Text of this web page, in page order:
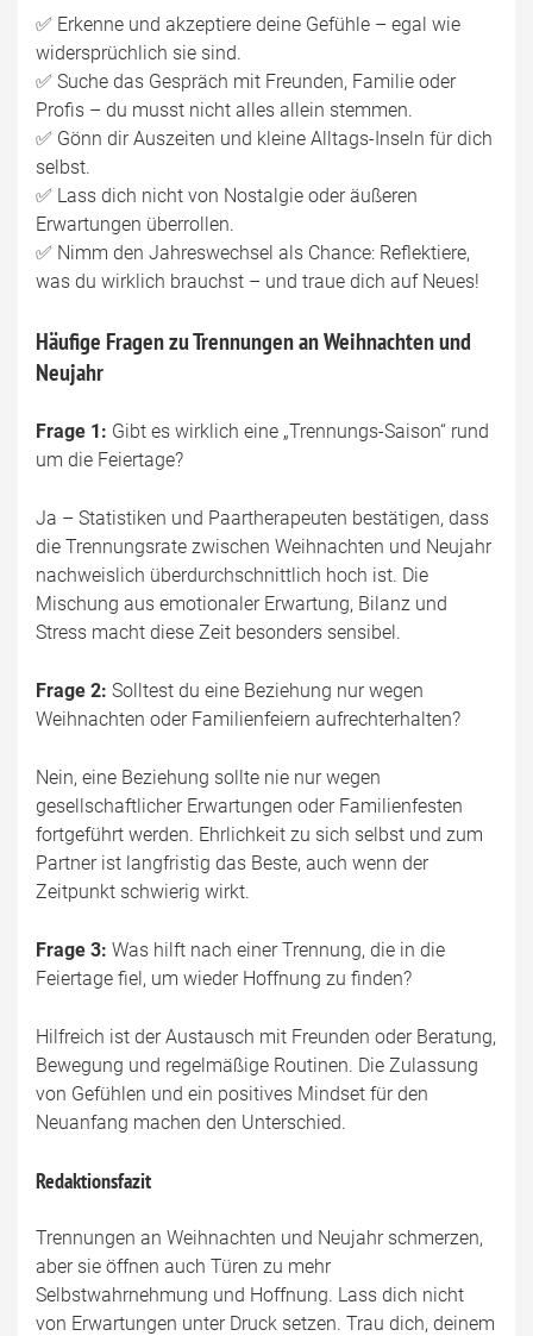
✅ Erkenne und akzeptiere deine Gefühle – egal wie
widersprüchlich sie sind.
✅ Suche das Gespräch mit Freunden, Familie oder
Profis – du musst nicht alles allein stemmen.
✅ Gönn dir Auszeiten und kleine Alltags-Inseln für dich
selbst.
✅ Lass dich nicht von Nostalgie oder äußeren
Erwartungen überrollen.
✅ Nimm den Jahreswechsel als Chance: Reflektiere,
was du wirklich brauchst – und traue dich auf Neues!
Häufige Fragen zu Trennungen an Weihnachten und
Neujahr
Frage 1: Gibt es wirklich eine „Trennungs-Saison“ rund
um die Feiertage?
Ja – Statistiken und Paartherapeuten bestätigen, dass
die Trennungsrate zwischen Weihnachten und Neujahr
nachweislich überdurchschnittlich hoch ist. Die
Mischung aus emotionaler Erwartung, Bilanz und
Stress macht diese Zeit besonders sensibel.
Frage 2: Solltest du eine Beziehung nur wegen
Weihnachten oder Familienfeiern aufrechterhalten?
Nein, eine Beziehung sollte nie nur wegen
gesellschaftlicher Erwartungen oder Familienfesten
fortgeführt werden. Ehrlichkeit zu sich selbst und zum
Partner ist langfristig das Beste, auch wenn der
Zeitpunkt schwierig wirkt.
Frage 3: Was hilft nach einer Trennung, die in die
Feiertage fiel, um wieder Hoffnung zu finden?
Hilfreich ist der Austausch mit Freunden oder Beratung,
Bewegung und regelmäßige Routinen. Die Zulassung
von Gefühlen und ein positives Mindset für den
Neuanfang machen den Unterschied.
Redaktionsfazit
Trennungen an Weihnachten und Neujahr schmerzen,
aber sie öffnen auch Türen zu mehr
Selbstwahrnehmung und Hoffnung. Lass dich nicht
von Erwartungen unter Druck setzen. Trau dich, deinem